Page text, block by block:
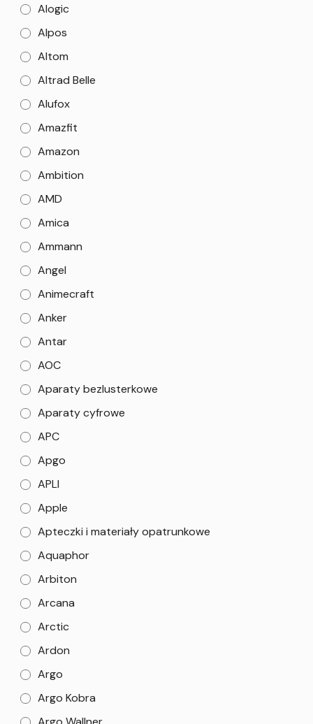
Alogic
Alpos
Altom
Altrad Belle
Alufox
Amazfit
Amazon
Ambition
AMD
Amica
Ammann
Angel
Animecraft
Anker
Antar
AOC
Aparaty bezlusterkowe
Aparaty cyfrowe
APC
Apgo
APLI
Apple
Apteczki i materiały opatrunkowe
Aquaphor
Arbiton
Arcana
Arctic
Ardon
Argo
Argo Kobra